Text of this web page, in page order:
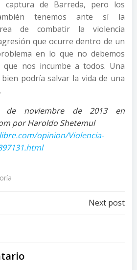
de Barreda, pero los
tenemos ante sí la
de combatir la violencia
que ocurre dentro de un
en lo que no debemos
que nos incumbe a todos. Una
podría salvar la vida de una
de noviembre de 2013 en
por Haroldo Shetemul
opinion/Violencia-
Next post